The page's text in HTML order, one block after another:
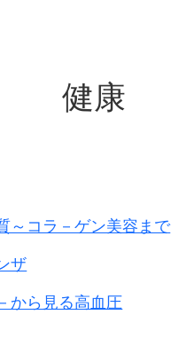
健康
～コラ－ゲン美容まで
ザ
ら見る高血圧